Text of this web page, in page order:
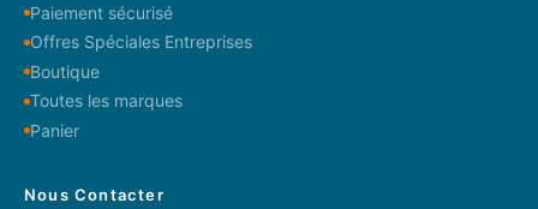
Paiement sécurisé
Offres Spéciales Entreprises
Boutique
Toutes les marques
Panier
Nous Contacter